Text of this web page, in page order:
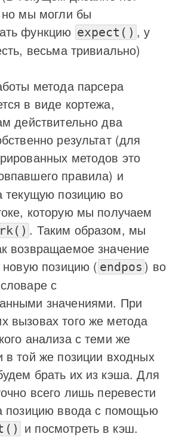
но мы могли бы
функцию expect() , у
весьма тривиально)
метода парсера
в виде кортежа,
действительно два
результат (для
методов это
правила) и
текущую позицию во
которую мы получаем
. Таким образом, мы
возвращаемое значение
новую позицию ( endpos ) во
с
значениями. При
вызовах того же метода
анализа с теми же
в той же позиции входных
брать их из кэша. Для
всего лишь перевести
позицию ввода с помощью
и посмотреть в кэш.